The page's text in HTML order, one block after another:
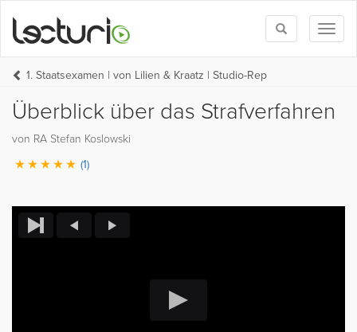
Toggle
search
1. Staatsexamen | von Lilien & Kraatz | Studio-Rep
Überblick über das Strafverfahren
von RA Stefan Koslowski
(1)